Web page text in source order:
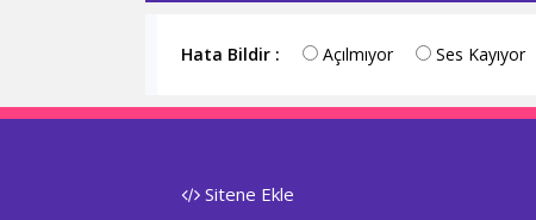
Hata Bildir : Açılmıyor Ses Kayıyor
Sitene Ekle